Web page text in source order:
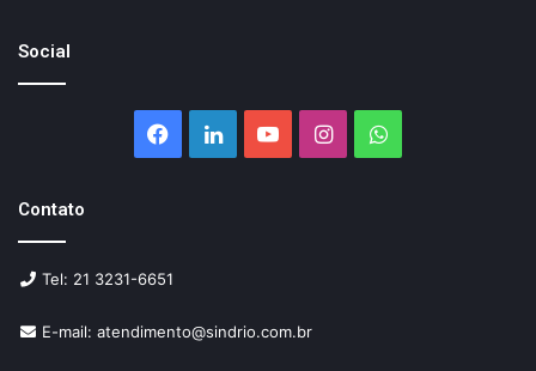
Social
Facebook
LinkedinYouTubeInstagramWhatsApp
Contato
Tel: 21 3231-6651
E-mail: atendimento@sindrio.com.br